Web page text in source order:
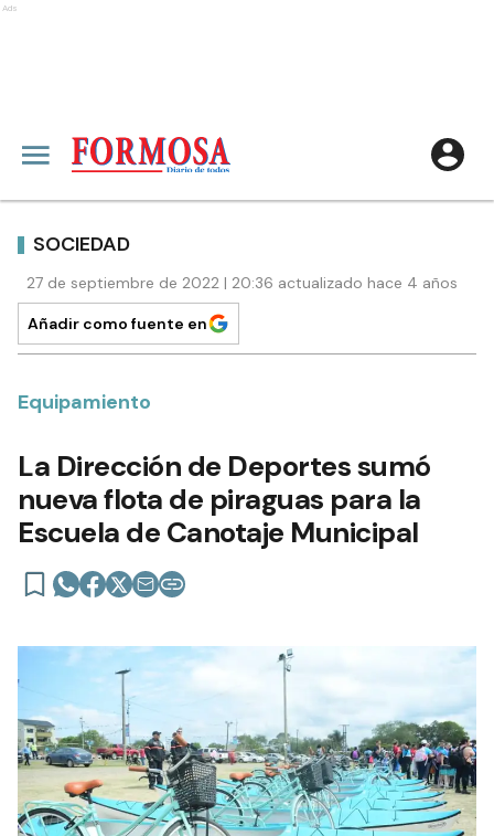
Ads
SOCIEDAD
27 de septiembre de 2022 | 20:36 actualizado hace 4 años
Añadir como fuente en
Equipamiento
La Dirección de Deportes sumó
nueva flota de piraguas para la
Escuela de Canotaje Municipal